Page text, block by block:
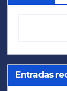
Entradas